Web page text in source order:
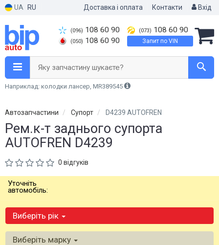
UA RU Доставка і оплата Контакти Вхід
(096) 108 60 90
(050) 108 60 90
(073) 108 60 90
Запит по VIN
Яку запчастину шукаєте?
Наприклад: колодки лансер, MR389545
Автозапчастини Супорт D4239 AUTOFREN
Рем.к-т заднього супорта
AUTOFREN D4239
0 відгуків
Уточніть
автомобіль:
Виберіть рік
Виберіть марку